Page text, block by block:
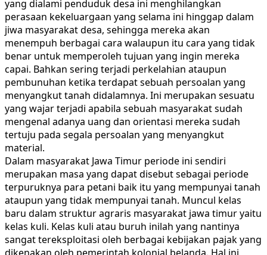
yang dialami penduduk desa ini menghilangkan
perasaan kekeluargaan yang selama ini hinggap dalam
jiwa masyarakat desa, sehingga mereka akan
menempuh berbagai cara walaupun itu cara yang tidak
benar untuk memperoleh tujuan yang ingin mereka
capai. Bahkan sering terjadi perkelahian ataupun
pembunuhan ketika terdapat sebuah persoalan yang
menyangkut tanah didalamnya. Ini merupakan sesuatu
yang wajar terjadi apabila sebuah masyarakat sudah
mengenal adanya uang dan orientasi mereka sudah
tertuju pada segala persoalan yang menyangkut
material.
Dalam masyarakat Jawa Timur periode ini sendiri
merupakan masa yang dapat disebut sebagai periode
terpuruknya para petani baik itu yang mempunyai tanah
ataupun yang tidak mempunyai tanah. Muncul kelas
baru dalam struktur agraris masyarakat jawa timur yaitu
kelas kuli. Kelas kuli atau buruh inilah yang nantinya
sangat tereksploitasi oleh berbagai kebijakan pajak yang